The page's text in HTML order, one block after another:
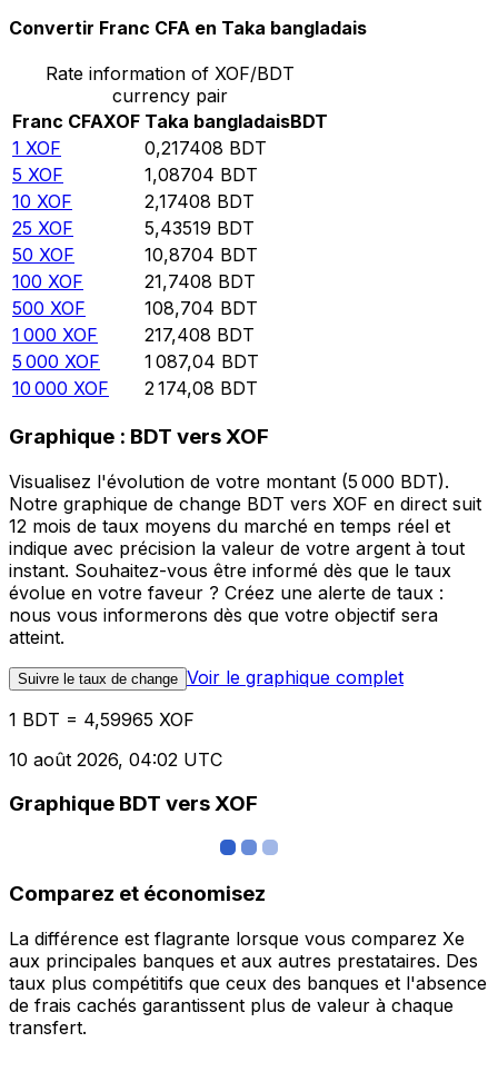
Convertir Franc CFA en Taka bangladais
Rate information of XOF/BDT
currency pair
Franc CFAXOF Taka bangladaisBDT
1 XOF 0,217408 BDT
5 XOF 1,08704 BDT
10 XOF 2,17408 BDT
25 XOF 5,43519 BDT
50 XOF 10,8704 BDT
100 XOF 21,7408 BDT
500 XOF 108,704 BDT
1 000 XOF 217,408 BDT
5 000 XOF 1 087,04 BDT
10 000 XOF 2 174,08 BDT
Graphique : BDT vers XOF
Visualisez l'évolution de votre montant (5 000 BDT).
Notre graphique de change BDT vers XOF en direct suit
12 mois de taux moyens du marché en temps réel et
indique avec précision la valeur de votre argent à tout
instant. Souhaitez-vous être informé dès que le taux
évolue en votre faveur ? Créez une alerte de taux :
nous vous informerons dès que votre objectif sera
atteint.
Suivre le taux de change Voir le graphique complet
1 BDT = 4,59965 XOF
10 août 2026, 04:02 UTC
Graphique BDT vers XOF
Comparez et économisez
La différence est flagrante lorsque vous comparez Xe
aux principales banques et aux autres prestataires. Des
taux plus compétitifs que ceux des banques et l'absence
de frais cachés garantissent plus de valeur à chaque
transfert.